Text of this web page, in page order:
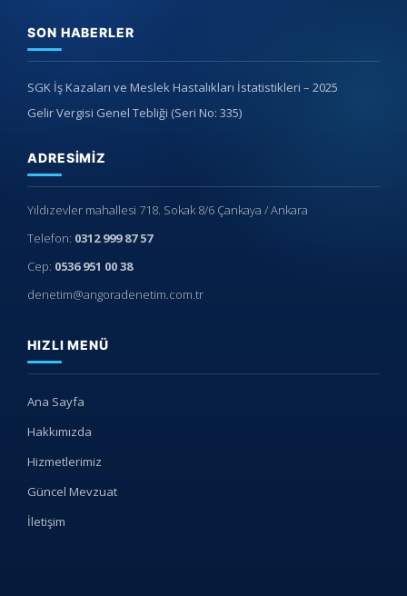
SON HABERLER
SGK İş Kazaları ve Meslek Hastalıkları İstatistikleri – 2025
Gelir Vergisi Genel Tebliği (Seri No: 335)
ADRESIMIZ
Yıldızevler mahallesi 718. Sokak 8/6 Çankaya / Ankara
Telefon: 0312 999 87 57
Cep: 0536 951 00 38
denetim@angoradenetim.com.tr
HIZLI MENÜ
Ana Sayfa
Hakkımızda
Hizmetlerimiz
Güncel Mevzuat
İletişim